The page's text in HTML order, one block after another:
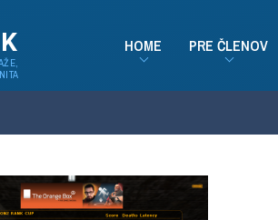
HOME PRE ČLENOV